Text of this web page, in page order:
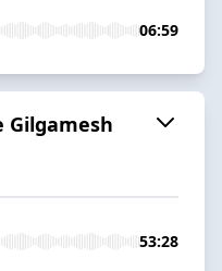
06:59
Gilgamesh
53:28